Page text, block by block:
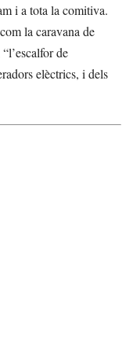
i a tota la comitiva.
la caravana de
de
elèctrics, i dels